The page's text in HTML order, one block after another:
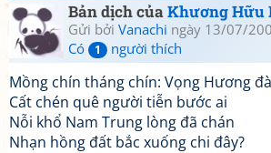
Bản dịch củaKhương Hữu
Gửi bởi Vanachi ngày 13/07/
Có
1 người thích
Mồng chín tháng chín: Vọng Hương
Cất chén quê người tiễn bước ai
Nỗi khổ Nam Trung lòng đã chán
Nhạn hồng đất bắc xuống chi đây?